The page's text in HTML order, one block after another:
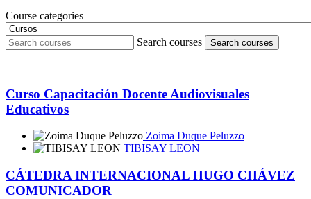
Course categories
Search courses Search courses
Curso Capacitación Docente Audiovisuales
Educativos
Zoima Duque Peluzzo
TIBISAY LEON
CÁTEDRA INTERNACIONAL HUGO CHÁVEZ
COMUNICADOR